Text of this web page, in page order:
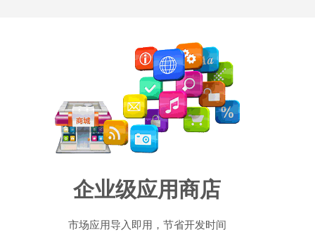
企业级应用商店
市场应用导入即用，节省开发时间